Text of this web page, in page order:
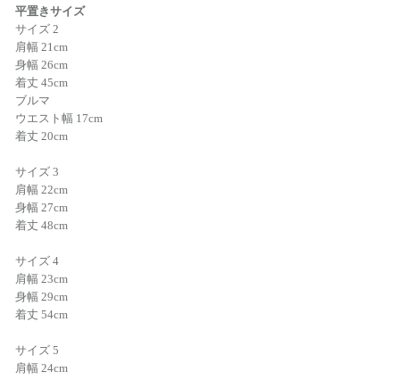
平置きサイズ
サイズ 2
肩幅 21cm
身幅 26cm
着丈 45cm
ブルマ
ウエスト幅 17cm
着丈 20cm
サイズ 3
肩幅 22cm
身幅 27cm
着丈 48cm
サイズ 4
肩幅 23cm
身幅 29cm
着丈 54cm
サイズ 5
肩幅 24cm